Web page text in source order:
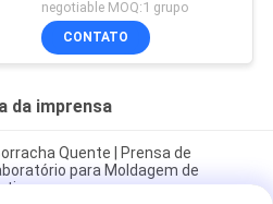
negotiable MOQ:1 grupo
CONTATO
da imprensa
Quente | Prensa de
para Moldagem de